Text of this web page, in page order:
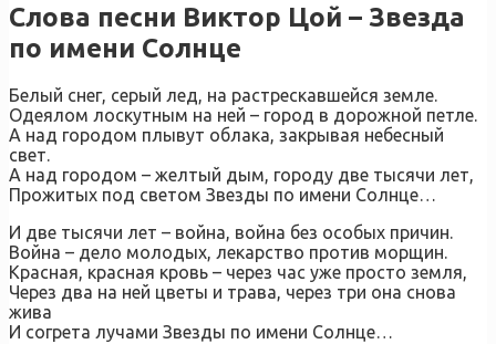
Слова песни Виктор Цой – Звезда
по имени Солнце
Белый снег, серый лед, на растрескавшейся земле.
Одеялом лоскутным на ней – город в дорожной петле.
А над городом плывут облака, закрывая небесный
свет.
А над городом – желтый дым, городу две тысячи лет,
Прожитых под светом Звезды по имени Солнце…
И две тысячи лет – война, война без особых причин.
Война – дело молодых, лекарство против морщин.
Красная, красная кровь – через час уже просто земля,
Через два на ней цветы и трава, через три она снова
жива
И согрета лучами Звезды по имени Солнце…